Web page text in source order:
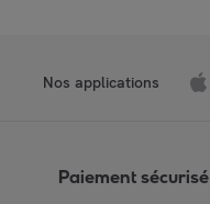
Nos applications
Paiement sécurisé